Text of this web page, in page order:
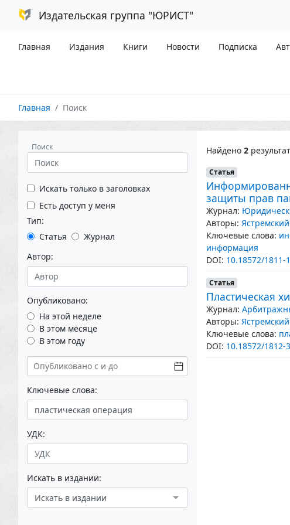
Издательская группа "ЮРИСТ"
Главная Издания Книги Новости Подписка
Главная Поиск
Поиск
Искать только в заголовках
Есть доступ у меня
Тип:
Статья
Журнал
Автор:
Опубликовано:
На этой неделе
В этом месяце
В этом году
Ключевые слова:
УДК:
Искать в издании:
Искать в издании
Найдено 2
Статья
защиты прав
Журнал:
Авторы:
Ключевые слова:
информация
DOI: 10.18572/1811-
Статья
Пластическая
Журнал:
Авторы:
Ключевые слова:
DOI: 10.18572/1812-